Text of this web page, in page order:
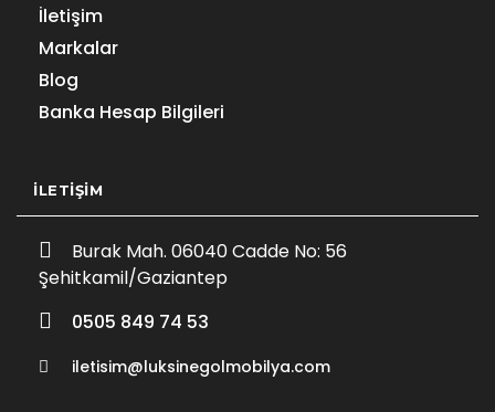
İletişim
Markalar
Blog
Banka Hesap Bilgileri
İLETIŞIM
Burak Mah. 06040 Cadde No: 56
Şehitkamil/Gaziantep
0505 849 74 53
iletisim@luksinegolmobilya.com